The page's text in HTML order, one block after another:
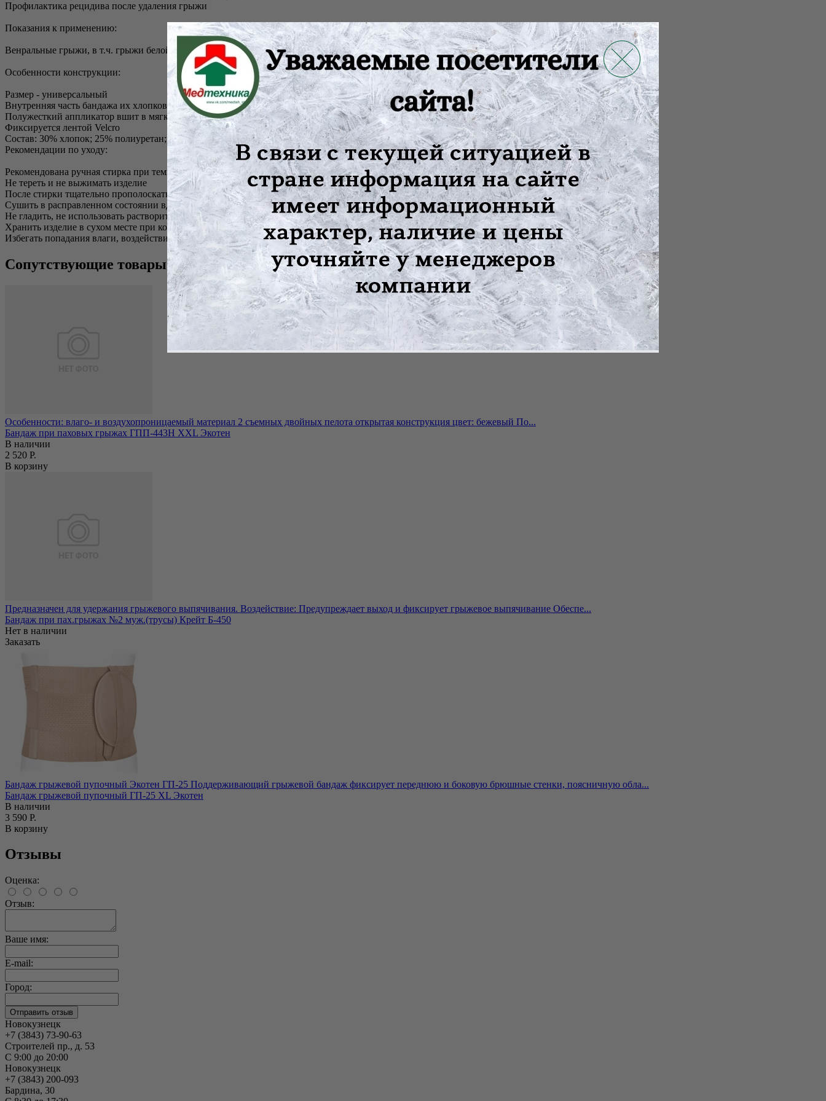
Профилактика рецидива после удаления грыжи
Показания к применению:
Венральные грыжи, в т.ч. грыжи белой линии живота и пупочные
Особенности конструкции:
Размер - универсальный
Внутренняя часть бандажа их хлопковой ткани
Полужесткий аппликатор вшит в мягкую панель, которая ложится на живот
Фиксируется лентой Velcro
Состав: 30% хлопок; 25% полиуретан; 15% полиэстер; 10% полиамид; 10% латекс; 10% эластан
Рекомендации по уходу:
Рекомендована ручная стирка при температуре 40 С, отдельно от других вещей, с использованием моющего средства для деликатных тканей
Не тереть и не выжимать изделие
После стирки тщательно прополоскать
Сушить в расправленном состоянии вдали от нагревательных приборов и прямого солнечного света
Не гладить, не использовать растворители, отбеливатели и химическую чистку
Хранить изделие в сухом месте при комнатной температуре
Избегать попадания влаги, воздействия высоких температур и прямых солнечных лучей
Сопутствующие товары
Особенности: влаго- и воздухопроницаемый материал 2 съемных двойных пелота открытая конструкция цвет: бежевый По...
Бандаж при паховых грыжах ГПП-443Н XХL Экотен
В наличии
2 520 Р.
В корзину
Предназначен для удержания грыжевого выпячивания. Воздействие: Предупреждает выход и фиксирует грыжевое выпячивание Обеспе...
Бандаж при пах.грыжах №2 муж.(трусы) Крейт Б-450
Нет в наличии
Заказать
Бандаж грыжевой пупочный Экотен ГП-25 Поддерживающий грыжевой бандаж фиксирует переднюю и боковую брюшные стенки, поясничную обла...
Бандаж грыжевой пупочный ГП-25 ХL Экотен
В наличии
3 590 Р.
В корзину
Отзывы
Оценка:
Отзыв:
Ваше имя:
E-mail:
Город:
Новокузнецк
+7 (3843) 73-90-63
Строителей пр., д. 53
С 9:00 до 20:00
Новокузнецк
+7 (3843) 200-093
Бардина, 30